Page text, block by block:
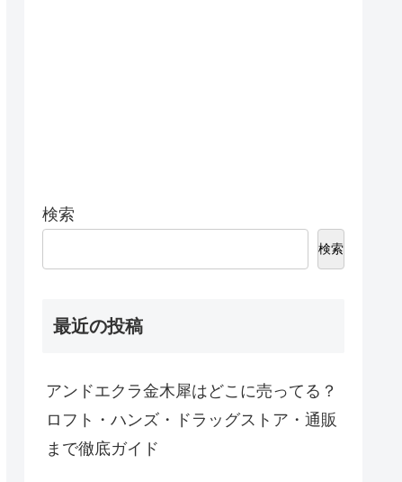
検索
検索
最近の投稿
アンドエクラ金木犀はどこに売ってる？
ロフト・ハンズ・ドラッグストア・通販
まで徹底ガイド